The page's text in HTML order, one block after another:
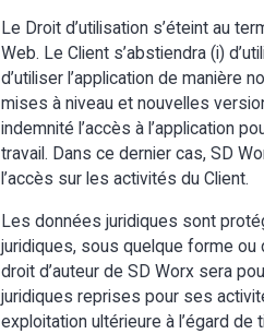
Le Droit d’utilisation s’éteint au
Web. Le Client s’abstiendra (i)
d’utiliser l’application de manière
mises à niveau et nouvelles
indemnité l’accès à l’application
travail. Dans ce dernier cas, SD
l’accès sur les activités du Client.
Les données juridiques sont
juridiques, sous quelque forme ou
droit d’auteur de SD Worx sera
juridiques reprises pour ses
exploitation ultérieure à l’égard